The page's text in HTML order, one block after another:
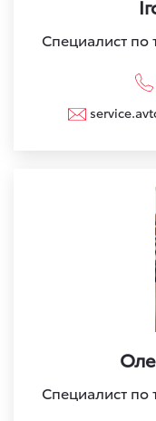
Специалист
Специалист